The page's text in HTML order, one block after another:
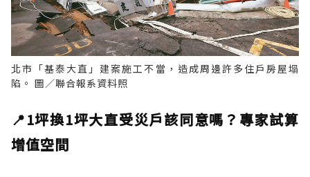
北市「基泰大直」建案施工不當，造成周邊許多住戶房屋塌
陷。 圖／聯合報系資料照
📍1坪換1坪大直受災戶該同意嗎？專家試算
增值空間